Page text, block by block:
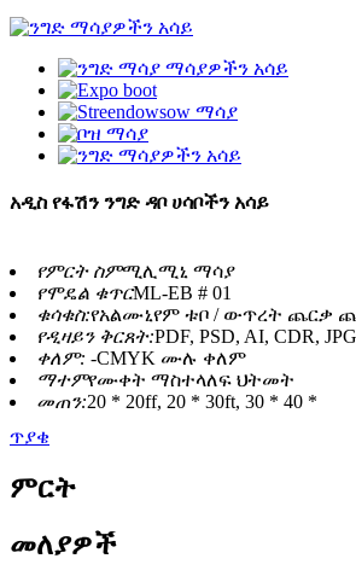
አዲስ የፋሽን ንግድ ዳቦ ሀሳቦችን አሳይ
የምርት ስምሚሊሚኒ ማሳያ
የሞዴል ቁጥርML-EB # 01
ቁሳቁስ:የአልሙኒየም ቱቦ / ውጥረት ጨርቃ
የዲዛይን ቅርጸት:PDF, PSD, AI, CDR, JPG
ቀለም: -CMYK ሙሉ ቀለም
ማተምየሙቀት ማስተላለፍ ህትመት
መጠን:20 * 20ff, 20 * 30ft, 30 * 40 *
ጥያቄ
ምርት
መለያዎች